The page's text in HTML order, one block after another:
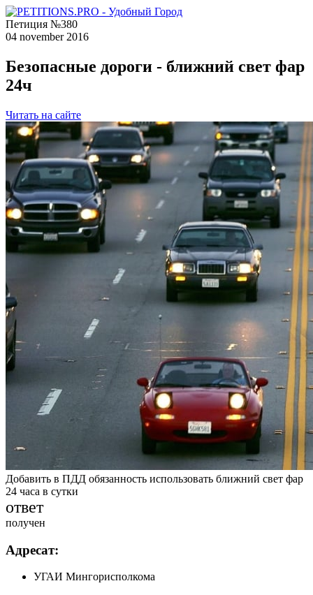
Петиция №380
04 november 2016
Безопасные дороги - ближний свет фар
24ч
Читать на сайте
Добавить в ПДД обязанность использовать ближний свет фар
24 часа в сутки
ответ
получен
Адресат:
УГАИ Мингорисполкома